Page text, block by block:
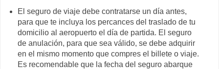
El seguro de viaje debe contratarse un día antes,
para que te incluya los percances del traslado de tu
domicilio al aeropuerto el día de partida. El seguro
de anulación, para que sea válido, se debe adquirir
en el mismo momento que compres el billete o viaje.
Es recomendable que la fecha del seguro abarque